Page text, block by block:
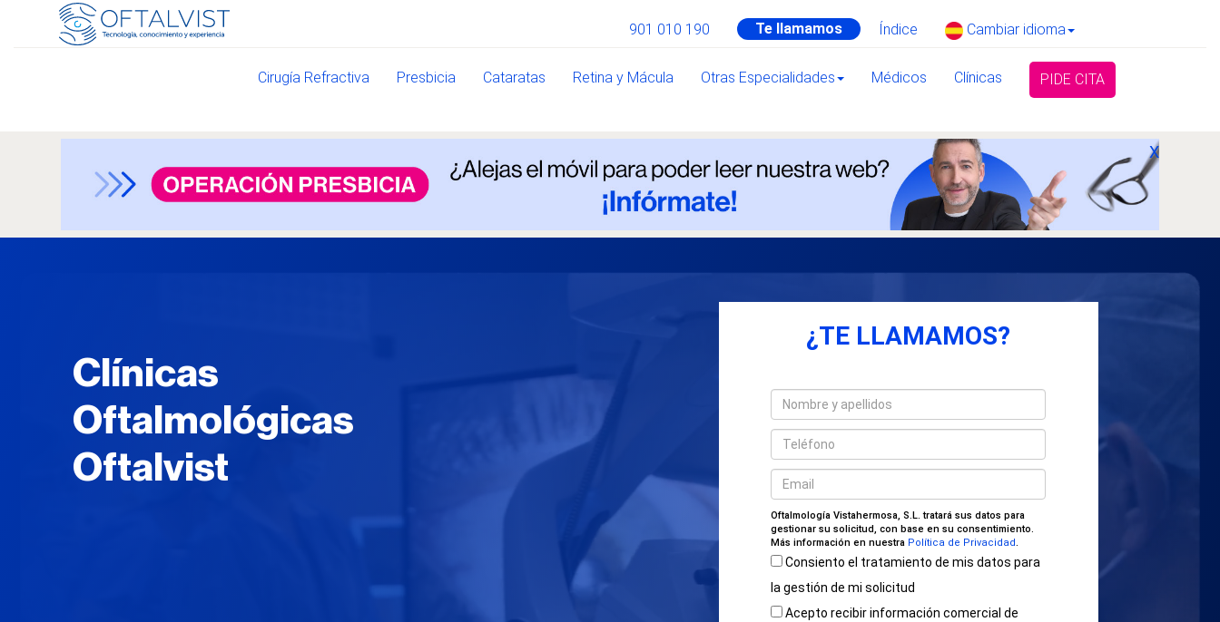
901 010 190 Te llamamos Índice Cambiar idioma
Cirugía Refractiva Presbicia Cataratas Retina y Mácula Otras Especialidades Médicos Clínicas PIDE CITA
X
Clínicas
Oftalmológicas
Oftalvist
¿TE LLAMAMOS?
Oftalmología Vistahermosa, S.L. tratará sus datos para
gestionar su solicitud, con base en su consentimiento.
Más información en nuestra Política de Privacidad.
Consiento el tratamiento de mis datos para
la gestión de mi solicitud
Acepto recibir información comercial de